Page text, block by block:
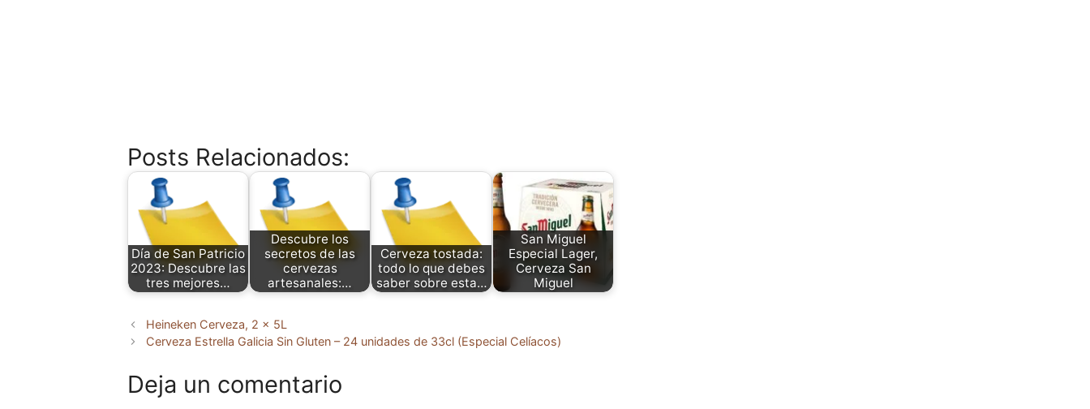
Posts Relacionados:
Día de San Patricio
2023: Descubre las
tres mejores…
Descubre los
secretos de las
cervezas
artesanales:…
Cerveza tostada:
todo lo que debes
saber sobre esta…
San Miguel
Especial Lager,
Cerveza San
Miguel
Heineken Cerveza, 2 x 5L
Cerveza Estrella Galicia Sin Gluten – 24 unidades de 33cl (Especial Celíacos)
Deja un comentario